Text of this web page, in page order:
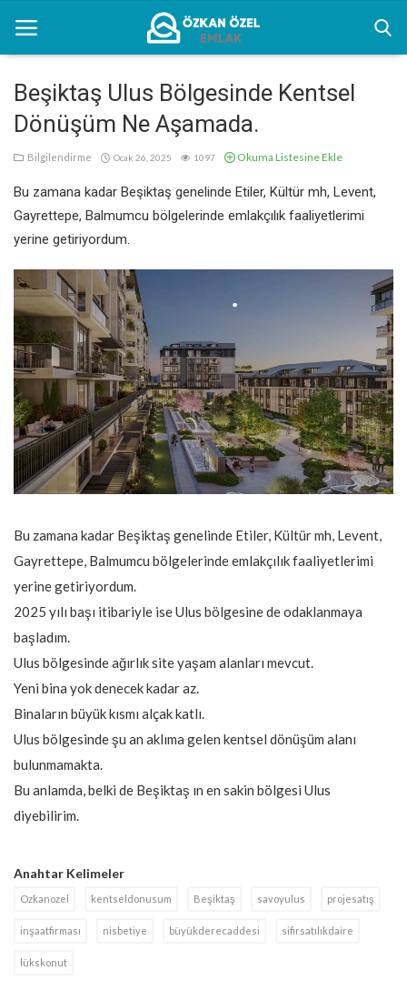
Anasayfa
Kentsel Dönüşüm Alanları
Sektörel Bilgiler
Bilgilendirme
İletişim
Türkçe
Beşiktaş Ulus Bölgesinde Kentsel
Dönüşüm Ne Aşamada.
Bilgilendirme Ocak 26, 2025 1097 Okuma Listesine Ekle
Bu zamana kadar Beşiktaş genelinde Etiler, Kültür mh, Levent,
Gayrettepe, Balmumcu bölgelerinde emlakçılık faaliyetlerimi
yerine getiriyordum.
Bu zamana kadar Beşiktaş genelinde Etiler, Kültür mh, Levent,
Gayrettepe, Balmumcu bölgelerinde emlakçılık faaliyetlerimi
yerine getiriyordum.
2025 yılı başı itibariyle ise Ulus bölgesine de odaklanmaya
başladım.
Ulus bölgesinde ağırlık site yaşam alanları mevcut.
Yeni bina yok denecek kadar az.
Binaların büyük kısmı alçak katlı.
Ulus bölgesinde şu an aklıma gelen kentsel dönüşüm alanı
bulunmamakta.
Bu anlamda, belki de Beşiktaş ın en sakin bölgesi Ulus
diyebilirim.
Anahtar Kelimeler
Ozkanozel kentseldonusum Beşiktaş savoyulus projesatış
inşaatfirması nisbetiye büyükderecaddesi sifirsatılıkdaire
lükskonut